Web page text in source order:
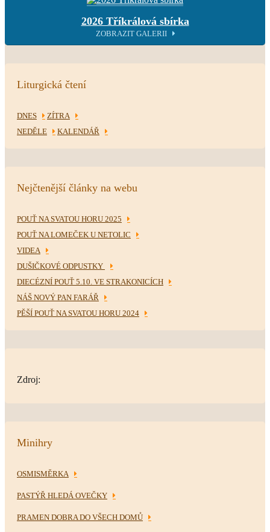
2026 Tříkrálová sbírka
ZOBRAZIT GALERII
Liturgická čtení
DNES
ZÍTRA
NEDĚLE
KALENDÁŘ
Nejčtenější články na webu
POUŤ NA SVATOU HORU 2025
POUŤ NA LOMEČEK U NETOLIC
VIDEA
DUŠIČKOVÉ ODPUSTKY
DIECÉZNÍ POUŤ 5.10. VE STRAKONICÍCH
NÁŠ NOVÝ PAN FARÁŘ
PĚŠÍ POUŤ NA SVATOU HORU 2024
Zdroj:
Minihry
OSMISMĚRKA
PASTÝŘ HLEDÁ OVEČKY
PRAMEN DOBRA DO VŠECH DOMŮ